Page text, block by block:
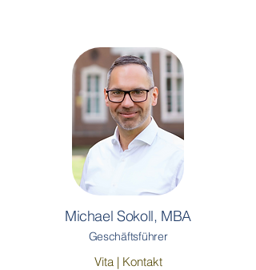
Michael Sokoll, MBA
Geschäftsführer
Vita | Kontakt